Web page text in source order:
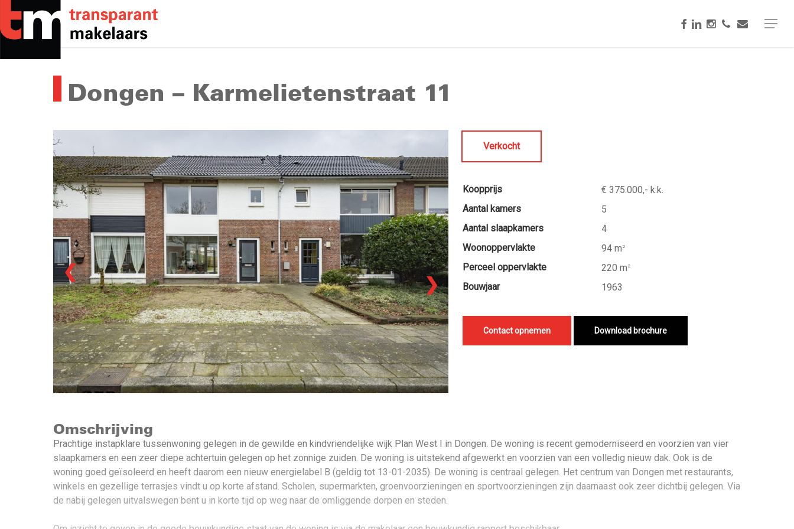
main
Menu
facebook
linkedin
instagram
phone
email
Dongen – Karmelietenstraat 11
❮
❯
Verkocht
Koopprijs
€ 375.000,- k.k.
Aantal kamers
5
Aantal slaapkamers
4
Woonoppervlakte
94 m 2
Perceel oppervlakte 220 m 2
Bouwjaar 1963
Contact opnemen Download brochure
Omschrijving
Prachtige instapklare tussenwoning gelegen in de gewilde en kindvriendelijke wijk Plan West I in Dongen. De woning is recent gemoderniseerd en voorzien van vier
slaapkamers en een zeer diepe achtertuin gelegen op het zonnige zuiden. De woning is uitstekend afgewerkt en voorzien van een volledig nieuw dak. Ook is de
woning goed geïsoleerd en heeft daarom een nieuw energielabel B (geldig tot 13-01-2035). De woning is centraal gelegen. Het centrum van Dongen met restaurants,
winkels en gezellige terrasjes vindt u op korte afstand. Scholen, supermarkten, groenvoorzieningen en sportvoorzieningen zijn daarnaast ook zeer dichtbij gelegen. Via
de nabij gelegen uitvalswegen bent u in korte tijd op weg naar de omliggende dorpen en steden.